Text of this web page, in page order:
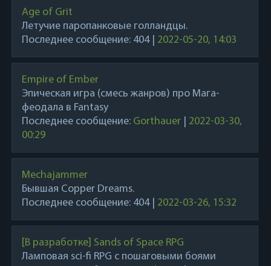
Age of Grit
Летучие паропанковые голландцы.
Последнее сообщение: 404| 2022-05-20, 14:03
Empire of Ember
Эпическая игра (смесь жанров) про Мага-
феодала в Fantasy
Последнее сообщение: Gorthauer| 2022-03-30,
00:29
Mechajammer
Бывшая Copper Dreams.
Последнее сообщение: 404| 2022-03-26, 15:32
[В разработке] Sands of Space RPG
Ламповая sci-fi RPG с пошаговыми боями